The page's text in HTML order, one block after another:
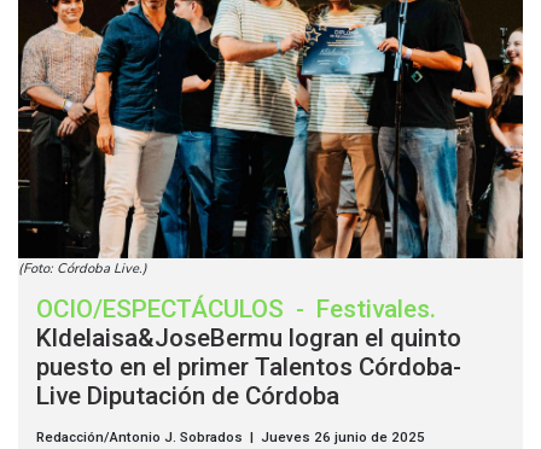
(Foto: Córdoba Live.)
OCIO/ESPECTÁCULOS - Festivales.
Kldelaisa&JoseBermu logran el quinto
puesto en el primer Talentos Córdoba-
Live Diputación de Córdoba
Redacción/Antonio J. Sobrados | Jueves 26 junio de 2025